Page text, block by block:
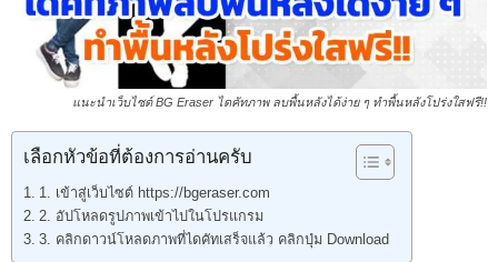
แนะนำเว็บไซต์ BG Eraser ไดคัทภาพ ลบพื้นหลังได้ง่าย ๆ ทำพื้นหลังโปร่งใสฟรี!!
เลือกหัวข้อที่ต้องการอ่านครับ
1. เข้าสู่เว็บไซต์ https://bgeraser.com
2. อัปโหลดรูปภาพเข้าไปในโปรแกรม
3. คลิกดาวน์โหลดภาพที่ไดคัทเสร็จแล้ว คลิกปุ่ม Download